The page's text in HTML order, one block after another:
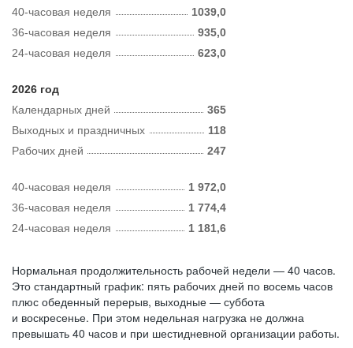
40-часовая неделя
1039,0
36-часовая неделя
935,0
24-часовая неделя
623,0
2026 год
Календарных дней
365
Рабочих дней 247
Выходных и праздничных 118
40-часовая неделя
1 972,0
36-часовая неделя
1 774,4
24-часовая неделя
1 181,6
Нормальная продолжительность рабочей недели — 40 часов.
Это стандартный график: пять рабочих дней по восемь часов
плюс обеденный перерыв, выходные — суббота
и воскресенье. При этом недельная нагрузка не должна
превышать 40 часов и при шестидневной организации работы.